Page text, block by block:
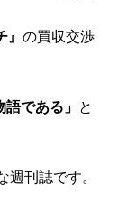
の買収交渉
語である」 と
週刊誌です。